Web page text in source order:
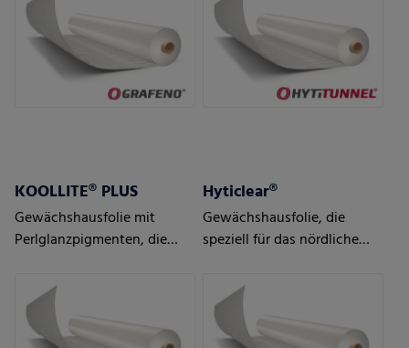
KOOLLITE® PLUS
Gewächshausfolie mit
Perlglanzpigmenten, die
perfekt für Regionen mit
heißen Klimabedingungen
Hyticlear®
Gewächshausfolie, die
speziell für das nördliche